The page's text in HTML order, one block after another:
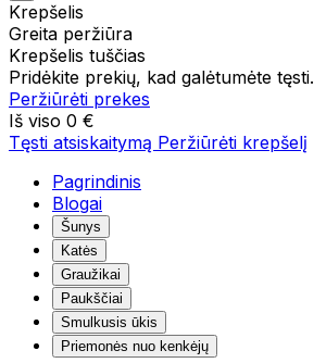
Krepšelis
Greita peržiūra
Krepšelis tuščias
Pridėkite prekių, kad galėtumėte tęsti.
Peržiūrėti prekes
Iš viso 0 €
Tęsti atsiskaitymą Peržiūrėti krepšelį
Pagrindinis
Blogai
Šunys
Katės
Graužikai
Paukščiai
Smulkusis ūkis
Priemonės nuo kenkėjų